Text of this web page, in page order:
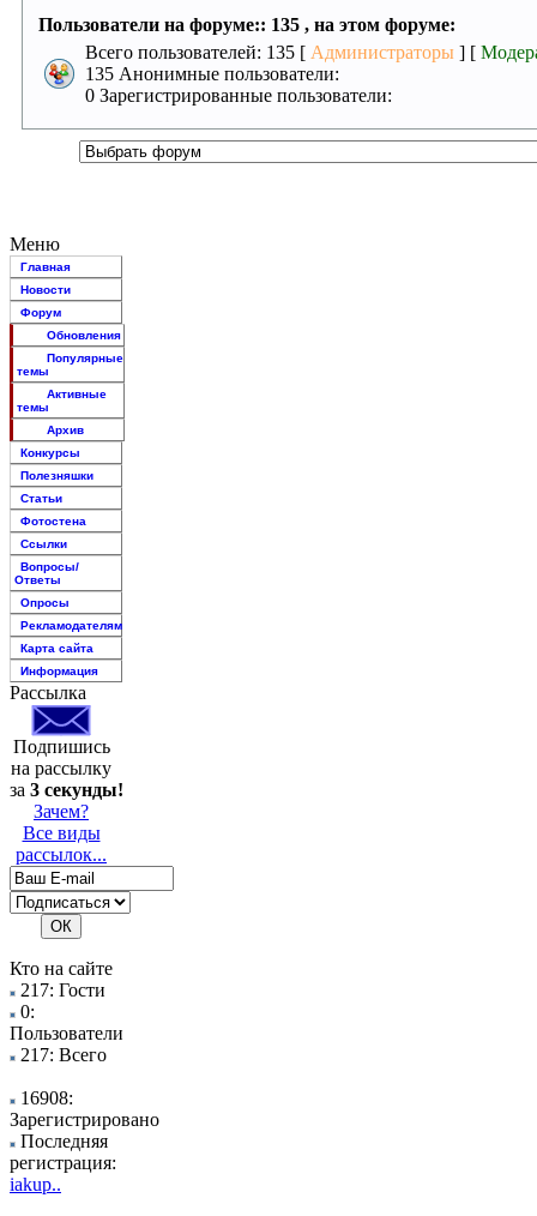
Пользователи на форуме:: 135 , на этом форуме:
Всего пользователей: 135 [ Администраторы ] [
135 Анонимные пользователи:
0 Зарегистрированные пользователи:
Меню
Главная
Новости
Форум
Обновления
Популярные
темы
Активные
темы
Архив
Конкурсы
Полезняшки
Статьи
Фотостена
Ссылки
Вопросы/
Ответы
Опросы
Рекламодателям
Карта сайта
Информация
Рассылка
Подпишись
на рассылку
за 3 секунды!
Зачем?
Все виды
рассылок...
Кто на сайте
217: Гости
0:
Пользователи
217: Всего
16908:
Зарегистрировано
Последняя
регистрация:
iakup..